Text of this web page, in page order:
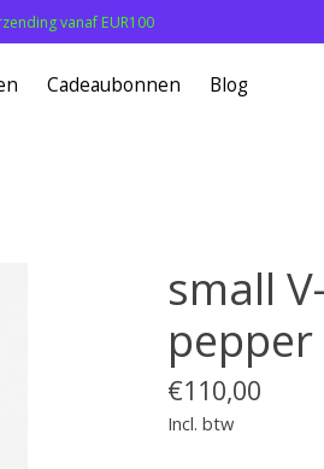
vanaf EUR100
Cadeaubonnen Blog
small
pepper
€110,00
Incl. btw